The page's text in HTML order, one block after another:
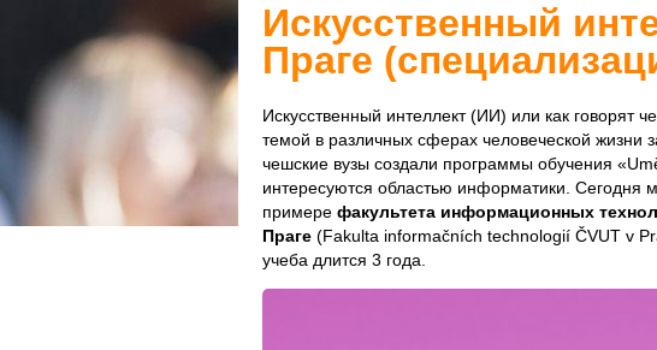
Искусственный
Праге
Искусственный интеллект (ИИ) или как говорят
темой в различных сферах человеческой жизни
чешские вузы создали программы обучения
интересуются областью информатики.
примере факультета информационных
Праге(Fakulta informačních technologií ČVUT v
учеба длится 3 года.